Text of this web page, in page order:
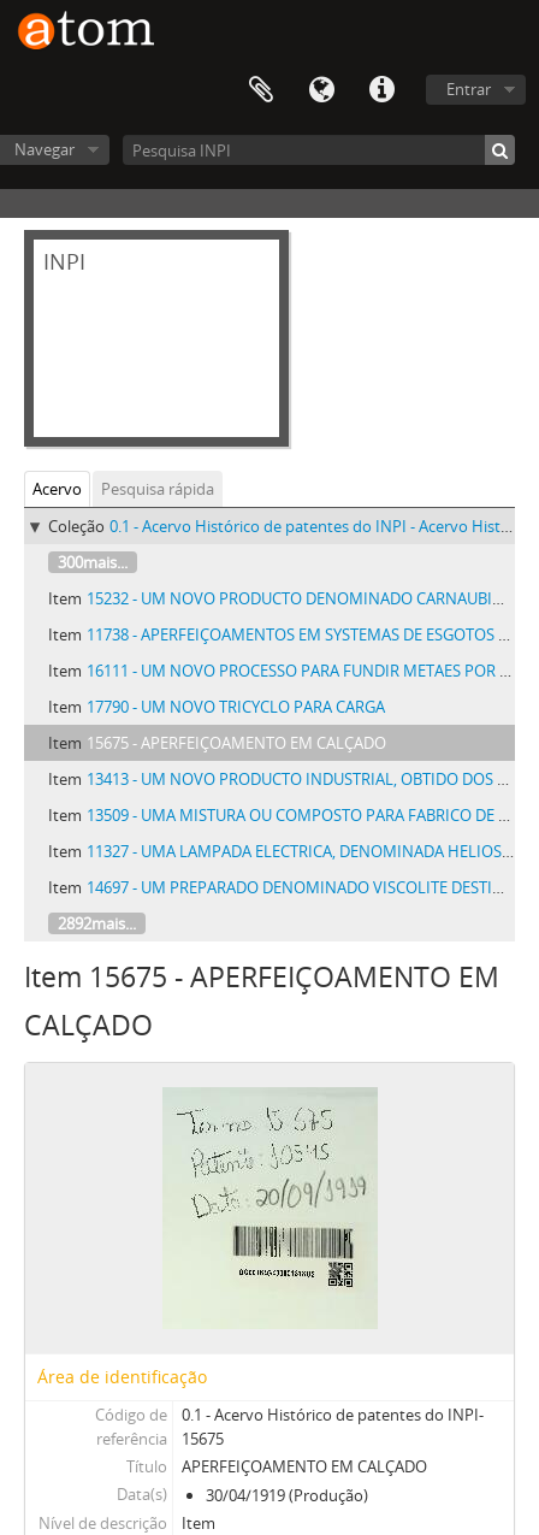
Entrar
Navegar
INPI
Acervo
Pesquisa rápida
Coleção 0.1 - Acervo Histórico de patentes do INPI - Acervo Histórico de patentes do INPI
300mais...
Item 15232 - UM NOVO PRODUCTO DENOMINADO CARNAUBINA, EXTRAHIDO DA CERA CARNAUBA
Item 11738 - APERFEIÇOAMENTOS EM SYSTEMAS DE ESGOTOS E SUAS CONEXÕES
Item 16111 - UM NOVO PROCESSO PARA FUNDIR METAES POR MEIO DO ARCO VOLTAICO E UM APPARELHO PARA REALIZAR O PROCESSO
Item 17790 - UM NOVO TRICYCLO PARA CARGA
Item 15675 - APERFEIÇOAMENTO EM CALÇADO
Item 13413 - UM NOVO PRODUCTO INDUSTRIAL, OBTIDO DOS VEGETAES DAS FAMILIAS DAS GRAMINACEAS, MUSACEAS, BROMELIACEAS, CLYPERACEAS E AMARYLLIDACEAS, DESTINADO A FABRICAÇÃO DE PAPEL, PAPELÃO E SIMILARES
Item 13509 - UMA MISTURA OU COMPOSTO PARA FABRICO DE TIJOLOS E DE OUTROS PRODUCTOS CERAMICOS REFRACTARIOS E DE ARGAMASSA REFRACTARIA
Item 11327 - UMA LAMPADA ELECTRICA, DENOMINADA HELIOS-S, DE FILAMENTO METALLICO PARA TRABALHAR EM SERIE
Item 14697 - UM PREPARADO DENOMINADO VISCOLITE DESTINADO A DAR RESISTENCIA EXCESSIVA, MALEABILIDADE, ELASTICIDADE E IMPERMEABILISAÇÃO AOS FIOS EM GERAL DESTINADOS A TECELAGEM, BARBANTE, CORDAS, CORDEIS E FITILHOS
2892mais...
Item 15675 - APERFEIÇOAMENTO EM
CALÇADO
Área de identificação
Código de
referência
0.1 - Acervo Histórico de patentes do INPI-
15675
Título
APERFEIÇOAMENTO EM CALÇADO
Data(s)
30/04/1919 (Produção)
Nível de descrição
Item